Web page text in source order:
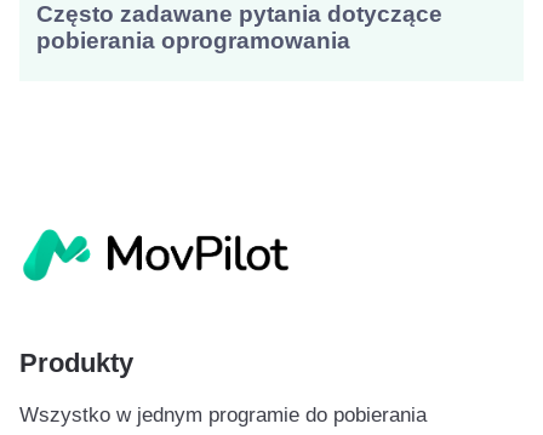
Często zadawane pytania dotyczące
pobierania oprogramowania
Produkty
Wszystko w jednym programie do pobierania